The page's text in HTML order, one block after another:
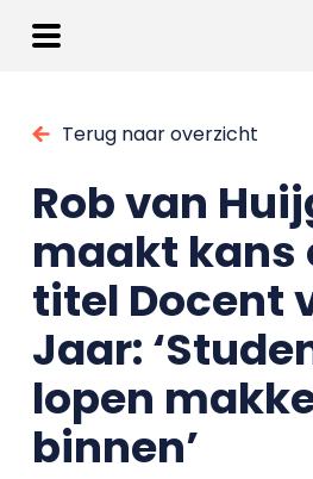
Terug naar overzicht
Rob van
maakt kans
titel Docent
Jaar:
lopen
binnen’